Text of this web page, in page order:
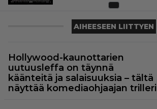
AIHEESEEN LIITTYEN
Hollywood-kaunottarien
uutuusleffa on täynnä
käänteitä ja salaisuuksia – tältä
näyttää komediaohjaajan trilleri